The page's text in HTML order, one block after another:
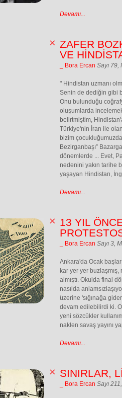
Devamı...
ZAFER
VE
_ Bora Ercan Sayı 79,
" Hindistan uzmanı
Senin de dediğin gibi
Onu bulunduğu
oluşumlarda
belirtmiştim,
Türkiye'nin İran ile olan
bizim
Bezirganbaşı”
dönemlerde ... Evet,
nedenini yakın tarihe
yaşayan Hindistan,
Devamı...
13 YIL
_ Bora Ercan Sayı 3,
Ankara'da Ocak
kar yer yer
almıştı. Okulda final
nasılda
üzerine 'sığınağa
devam edilebilirdi ki.
yeni sözcükler
naklen savaş yayını
Devamı...
SINIRLAR,
_ Bora Ercan Sayı